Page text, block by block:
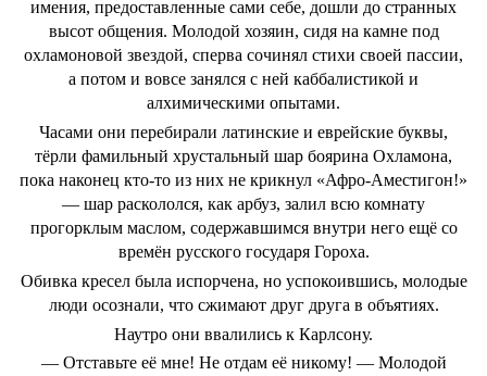
имения, предоставленные сами себе, дошли до странных
высот общения. Молодой хозяин, сидя на камне под
охламоновой звездой, сперва сочинял стихи своей пассии,
а потом и вовсе занялся с ней каббалистикой и
алхимическими опытами.
Часами они перебирали латинские и еврейские буквы,
тёрли фамильный хрустальный шар боярина Охламона,
пока наконец кто-то из них не крикнул «Афро-Аместигон!»
― шар раскололся, как арбуз, залил всю комнату
прогорклым маслом, содержавшимся внутри него ещё со
времён русского государя Гороха.
Обивка кресел была испорчена, но успокоившись, молодые
люди осознали, что сжимают друг друга в объятиях.
Наутро они ввалились к Карлсону.
― Отставьте её мне! Не отдам её никому! ― Молодой